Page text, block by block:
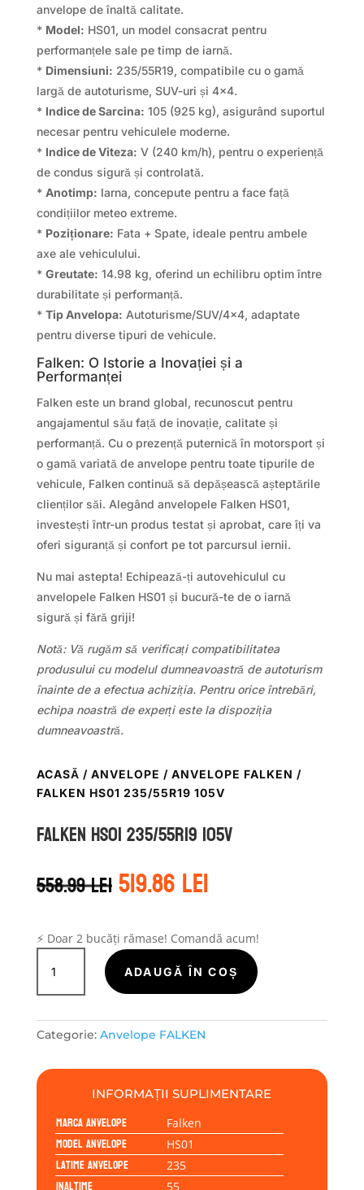
anvelope de înaltă calitate.
* Model: HS01, un model consacrat pentru
performanțele sale pe timp de iarnă.
* Dimensiuni: 235/55R19, compatibile cu o gamă
largă de autoturisme, SUV-uri și 4×4.
* Indice de Sarcina: 105 (925 kg), asigurând suportul
necesar pentru vehiculele moderne.
* Indice de Viteza: V (240 km/h), pentru o experiență
de condus sigură și controlată.
* Anotimp: Iarna, concepute pentru a face față
condițiilor meteo extreme.
* Poziționare: Fata + Spate, ideale pentru ambele
axe ale vehiculului.
* Greutate: 14.98 kg, oferind un echilibru optim între
durabilitate și performanță.
* Tip Anvelopa: Autoturisme/SUV/4×4, adaptate
pentru diverse tipuri de vehicule.
Falken: O Istorie a Inovației și a
Performanței
Falken este un brand global, recunoscut pentru
angajamentul său față de inovație, calitate și
performanță. Cu o prezență puternică în motorsport și
o gamă variată de anvelope pentru toate tipurile de
vehicule, Falken continuă să depășească așteptările
clienților săi. Alegând anvelopele Falken HS01,
investești într-un produs testat și aprobat, care îți va
oferi siguranță și confort pe tot parcursul iernii.
Nu mai astepta! Echipează-ți autovehiculul cu
anvelopele Falken HS01 și bucură-te de o iarnă
sigură și fără griji!
Notă: Vă rugăm să verificați compatibilitatea
produsului cu modelul dumneavoastră de autoturism
înainte de a efectua achiziția. Pentru orice întrebări,
echipa noastră de experți este la dispoziția
dumneavoastră.
ACASĂ / ANVELOPE / ANVELOPE FALKEN /
FALKEN HS01 235/55R19 105V
Falken HS01 235/55R19 105V
558.99leiPrețul
inițial
fost:
558.99 lei.
519.86leiPrețul
curent
519.86 lei.
⚡ Doar 2 bucăți rămase! Comandă acum!
Cantitate
Falken
HS01
105V
ADAUGĂ ÎN COȘ
Categorie: Anvelope FALKEN
INFORMAȚII SUPLIMENTARE
Marca anvelope Falken
Model anvelope HS01
Latime anvelope 235
55